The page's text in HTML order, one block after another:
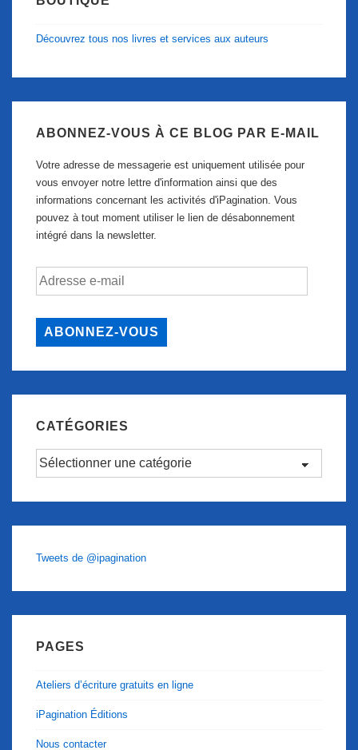
Découvrez tous nos livres et services aux auteurs
ABONNEZ-VOUS À CE BLOG PAR E-MAIL
Votre adresse de messagerie est uniquement utilisée pour
vous envoyer notre lettre d'information ainsi que des
informations concernant les activités d'iPagination. Vous
pouvez à tout moment utiliser le lien de désabonnement
intégré dans la newsletter.
Adresse
ABONNEZ-VOUS
CATÉGORIES
Catégories
Tweets de @ipagination
PAGES
Ateliers d’écriture gratuits en ligne
iPagination Éditions
Nous contacter